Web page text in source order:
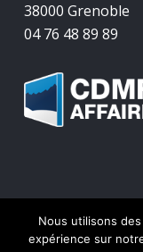
38000 Grenoble
04 76 48 89 89
© 2026 CDMF
Nous utilisons
expérience sur